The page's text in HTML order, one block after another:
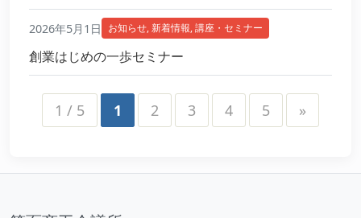
2026年5月1日 お知らせ, 新着情報,講座・セミナー
創業はじめの一歩セミナー
1 / 5 1 2 3 4 5 »